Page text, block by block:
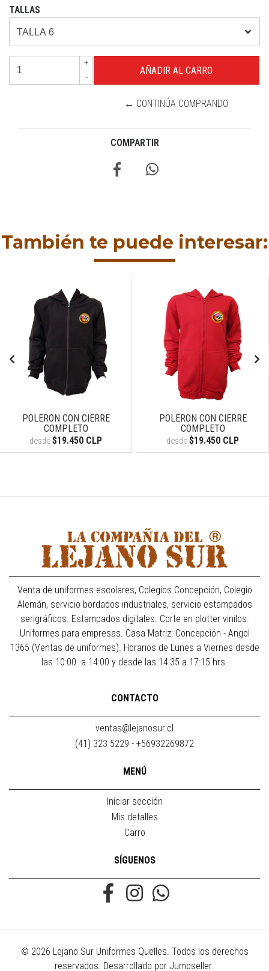
TALLAS
+
-
← CONTINÚA COMPRANDO
COMPARTIR
También te puede interesar:
POLERON CON CIERRE
COMPLETO
desde$19.450 CLP
POLERON CON CIERRE
COMPLETO
desde$19.450 CLP
Venta de uniformes escolares, Colegios Concepción, Colegio
Alemán, servicio bordados industriales, servicio estampados
serigráficos. Estampados digitales. Corte en plotter vinilos.
Uniformes para empresas. Casa Matriz: Concepción - Angol
1365 (Ventas de uniformes). Horarios de Lunes a Viernes desde
las 10:00 a 14:00 y desde las 14:35 a 17:15 hrs.
CONTACTO
ventas@lejanosur.cl
(41) 323 5229 - +56932269872
MENÚ
Iniciar sección
Mis detalles
Carro
SÍGUENOS
© 2026 Lejano Sur Uniformes Quelles. Todos los derechos
reservados. Desarrollado por Jumpseller.